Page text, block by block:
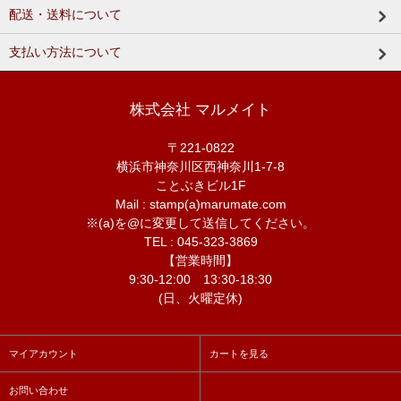
配送・送料について
支払い方法について
株式会社 マルメイト
〒221-0822
横浜市神奈川区西神奈川1-7-8
ことぶきビル1F
Mail : stamp(a)marumate.com
※(a)を@に変更して送信してください。
TEL : 045-323-3869
【営業時間】
9:30-12:00 13:30-18:30
(日、火曜定休)
マイアカウント カートを見る
お問い合わせ